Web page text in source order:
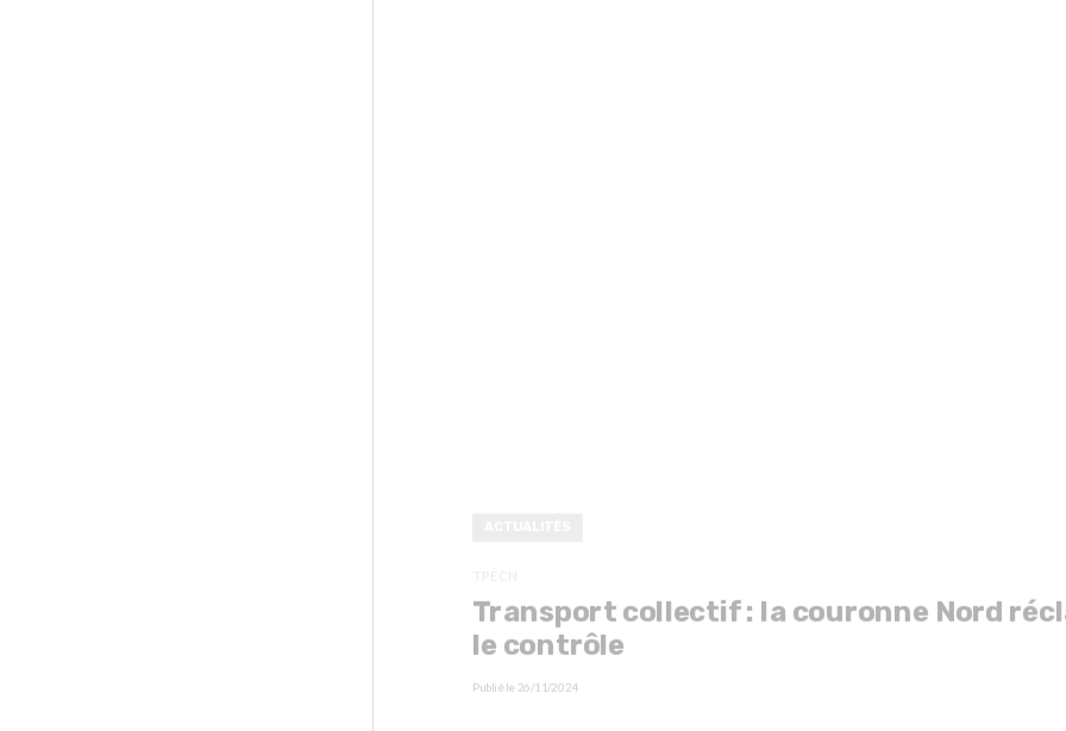
Transport collectif : la couronne Nord
le contrôle
Publié le 26/11/2024